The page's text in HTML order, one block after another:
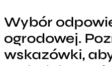
Wybór
ogrodowej.
wskazówki,